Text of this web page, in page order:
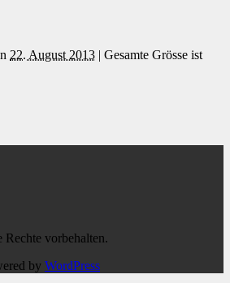
22. August 2013 | Gesamte Grösse ist
vorbehalten.
by WordPress